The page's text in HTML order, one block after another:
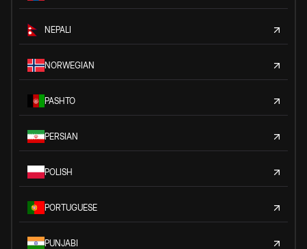
NEPALI
NORWEGIAN
PASHTO
PERSIAN
POLISH
PORTUGUESE
PUNJABI